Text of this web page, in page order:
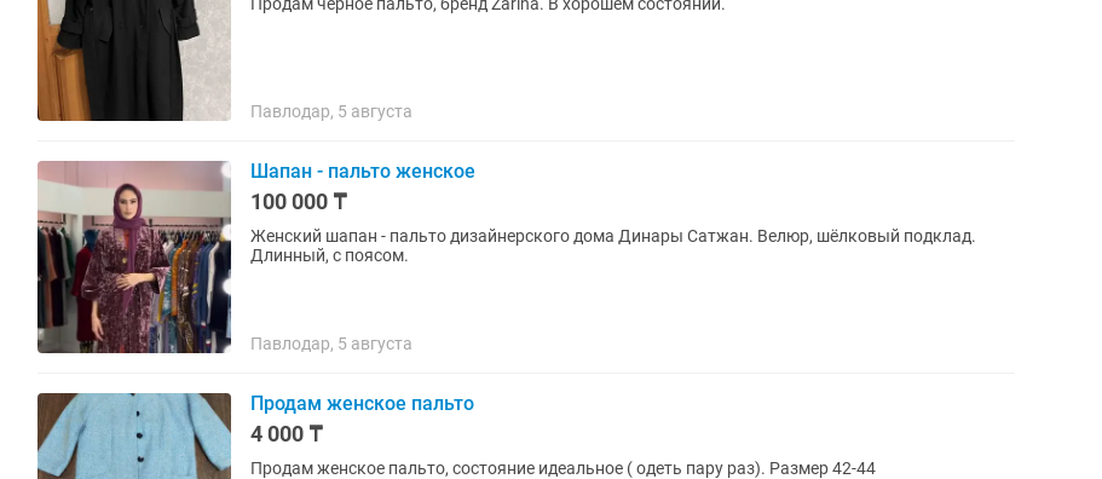
Павлодар, 5 августа
Шапан - пальто женское
100 000 ₸
Женский шапан - пальто дизайнерского дома Динары Сатжан. Велюр, шёлковый подклад.
Длинный, с поясом.
Павлодар, 5 августа
Продам женское пальто
4 000 ₸
Продам женское пальто, состояние идеальное ( одеть пару раз). Размер 42-44